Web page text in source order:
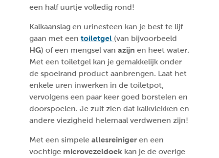
een half uurtje volledig rond!
Kalkaanslag en urinesteen kan je best te lijf
gaan met een toiletgel (van bijvoorbeeld
HG) of een mengsel van azijn en heet water.
Met een toiletgel kan je gemakkelijk onder
de spoelrand product aanbrengen. Laat het
enkele uren inwerken in de toiletpot,
vervolgens een paar keer goed borstelen en
doorspoelen. Je zult zien dat kalkvlekken en
andere viezigheid helemaal verdwenen zijn!
Met een simpele allesreiniger en een
vochtige microvezeldoek kan je de overige